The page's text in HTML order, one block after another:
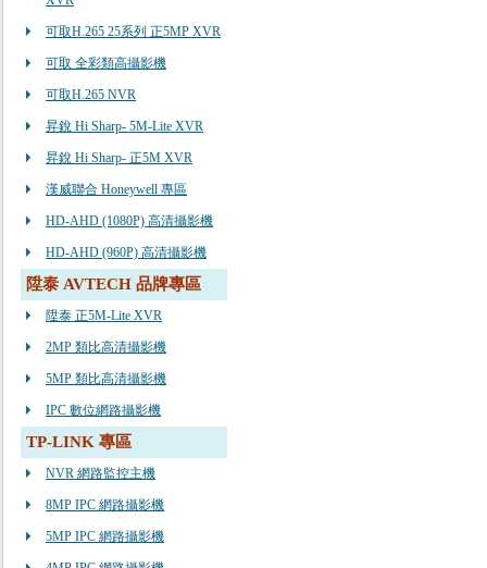
可取H.265 25系列 正5MP XVR
可取 全彩類高攝影機
可取H.265 NVR
昇銳 Hi Sharp- 5M-Lite XVR
昇銳 Hi Sharp- 正5M XVR
漢威聯合 Honeywell 專區
HD-AHD (1080P) 高清攝影機
HD-AHD (960P) 高清攝影機
陞泰 AVTECH 品牌專區
陞泰 正5M-Lite XVR
2MP 類比高清攝影機
5MP 類比高清攝影機
IPC 數位網路攝影機
TP-LINK 專區
NVR 網路監控主機
8MP IPC 網路攝影機
5MP IPC 網路攝影機